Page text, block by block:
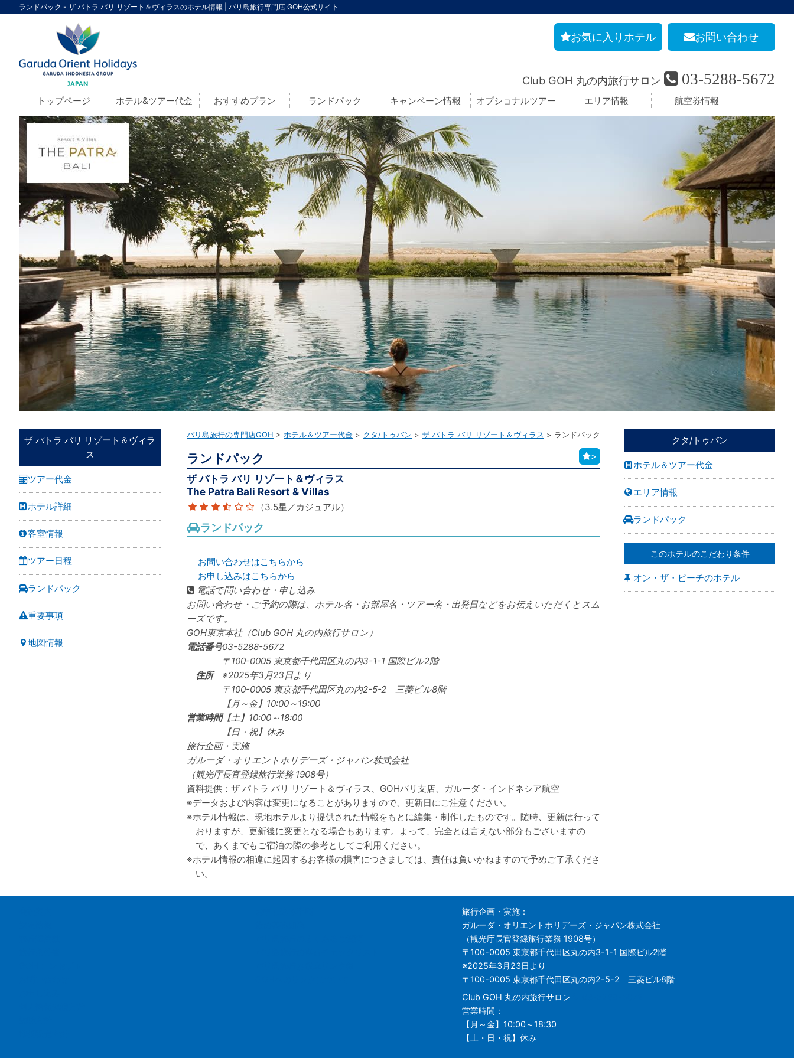
ランドパック - ザ パトラ バリ リゾート＆ヴィラスのホテル情報 | バリ島旅行専門店 GOH公式サイト
お問い合わせ
お気に入りホテル
Club GOH 丸の内旅行サロン 03-5288-5672
トップページ ホテル&ツアー代金 おすすめプラン ランドパック キャンペーン情報 オプショナルツアー エリア情報 航空券情報
バリ島旅行の専門店GOH ホテル＆ツアー代金 クタ/トゥバン ザ パトラ バリ リゾート＆ヴィラス ランドパック
ランドパック >
ザ パトラ バリ リゾート＆ヴィラス
The Patra Bali Resort & Villas
（3.5星／カジュアル）
ランドパック
お問い合わせはこちらから
お申し込みはこちらから
電話で問い合わせ・申し込み
お問い合わせ・ご予約の際は、ホテル名・お部屋名・ツアー名・出発日などをお伝えいただくとスム
ーズです。
GOH東京本社（Club GOH 丸の内旅行サロン）
電話番号03-5288-5672
住所
〒100-0005 東京都千代田区丸の内3-1-1 国際ビル2階
※2025年3月23日より
〒100-0005 東京都千代田区丸の内2-5-2 三菱ビル8階
営業時間
【月～金】10:00～19:00
【土】10:00～18:00
【日・祝】休み
旅行企画・実施
ガルーダ・オリエントホリデーズ・ジャパン株式会社
（観光庁長官登録旅行業務 1908号）
資料提供：ザ パトラ バリ リゾート＆ヴィラス、GOHバリ支店、ガルーダ・インドネシア航空
データおよび内容は変更になることがありますので、更新日にご注意ください。
ホテル情報は、現地ホテルより提供された情報をもとに編集・制作したものです。随時、更新は行って
おりますが、更新後に変更となる場合もあります。よって、完全とは言えない部分もございますの
で、あくまでもご宿泊の際の参考としてご利用ください。
ホテル情報の相違に起因するお客様の損害につきましては、責任は負いかねますので予めご了承くださ
い。
ザ パトラ バリ リゾート＆ヴィラ
ス
ツアー代金
ホテル詳細
客室情報
ツアー日程
ランドパック
重要事項
地図情報
クタ/トゥバン
ホテル＆ツアー代金
エリア情報
ランドパック
このホテルのこだわり条件
オン・ザ・ビーチのホテル
旅行企画・実施：
ガルーダ・オリエントホリデーズ・ジャパン株式会社
（観光庁長官登録旅行業務 1908号）
〒100-0005 東京都千代田区丸の内3-1-1 国際ビル2階
※2025年3月23日より
〒100-0005 東京都千代田区丸の内2-5-2 三菱ビル8階
Club GOH 丸の内旅行サロン
営業時間：
【月～金】10:00～18:30
【土・日・祝】休み